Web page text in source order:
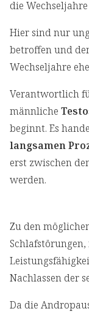
die
Hier sind nur
betroffen und
Wechseljahre
Verantwortlich
männliche
beginnt. Es
langsamen
erst zwischen
werden.
Zu den
Nachlassen der
Da die